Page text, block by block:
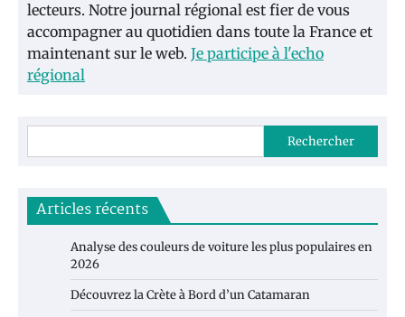
lecteurs. Notre journal régional est fier de vous
accompagner au quotidien dans toute la France et
maintenant sur le web. Je participe à l'echo
régional
Rechercher
Articles récents
Analyse des couleurs de voiture les plus populaires en
2026
Découvrez la Crète à Bord d’un Catamaran